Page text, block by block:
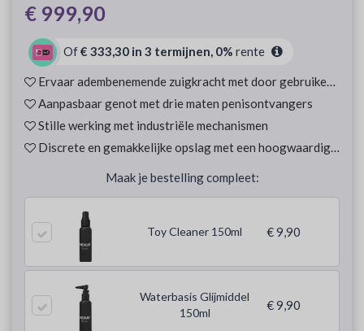
€ 999,90
Of€ 333,30 in 3 termijnen, 0% rente
Ervaar adembenemende zuigkracht met door gebruiker gedefinieerde intensiteit
Aanpasbaar genot met drie maten penisontvangers
Stille werking met industriële mechanismen
Discrete en gemakkelijke opslag met een hoogwaardige rugzak
Maak je bestelling compleet:
Toy Cleaner 150ml € 9,90
Waterbasis Glijmiddel
150ml
€ 9,90